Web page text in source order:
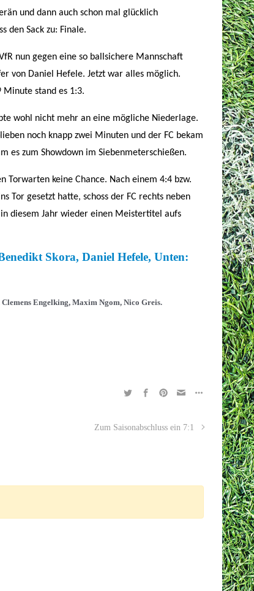
und dann auch schon mal glücklich
den Sack zu: Finale.
nun gegen eine so ballsichere Mannschaft
von Daniel Hefele. Jetzt war alles möglich.
stand es 1:3.
wohl nicht mehr an eine mögliche Niederlage.
noch knapp zwei Minuten und der FC bekam
es zum Showdown im Siebenmeterschießen.
Torwarten keine Chance. Nach einem 4:4 bzw.
Tor gesetzt hatte, schoss der FC rechts neben
diesem Jahr wieder einen Meistertitel aufs
Engelking, Maxim Ngom, Nico Greis.
Zum Saisonabschluss ein 7:1